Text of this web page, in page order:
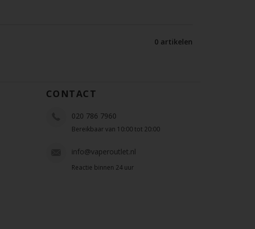
0 artikelen
CONTACT
020 786 7960
Bereikbaar van 10:00 tot 20:00
info@vaperoutlet.nl
Reactie binnen 24 uur